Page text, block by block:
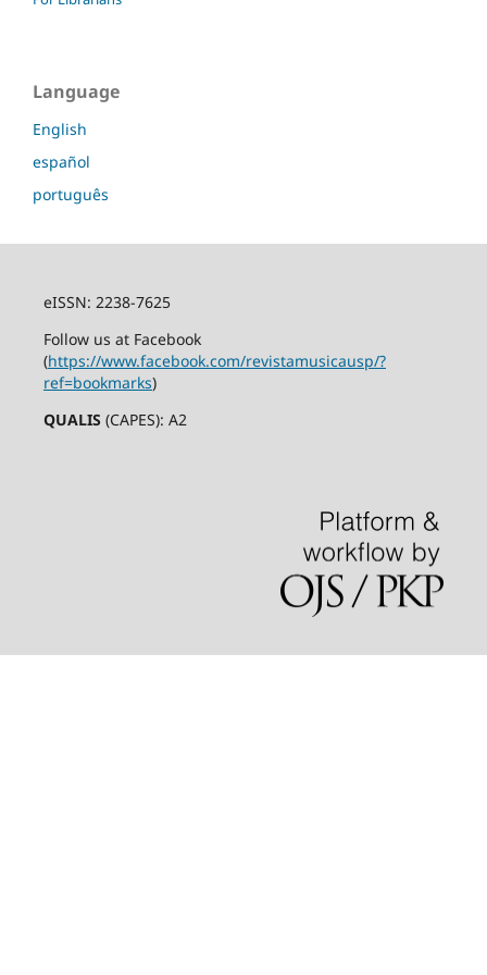
Language
English
español
português
eISSN: 2238-7625
Follow us at Facebook
(https://www.facebook.com/revistamusicausp/?
ref=bookmarks)
QUALIS (CAPES): A2